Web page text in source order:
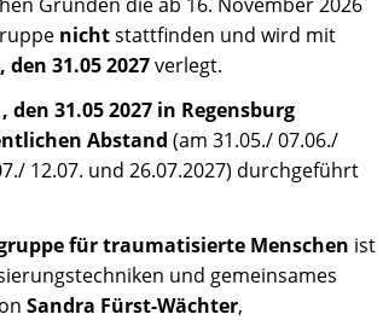
nichtstattfinden und wird mit
31.05 2027verlegt.
den 31.05 2027 in Regensburg
Abstand (am 31.05./ 07.06./
12.07. und 26.07.2027) durchgeführt
für traumatisierte Menschen ist
und gemeinsames
Sandra Fürst-Wächter,